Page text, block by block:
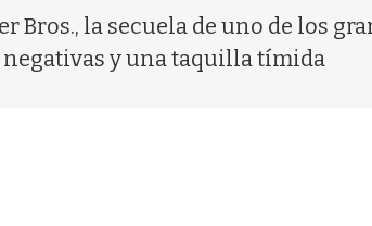
Bros., la secuela de uno de los
y una taquilla tímida